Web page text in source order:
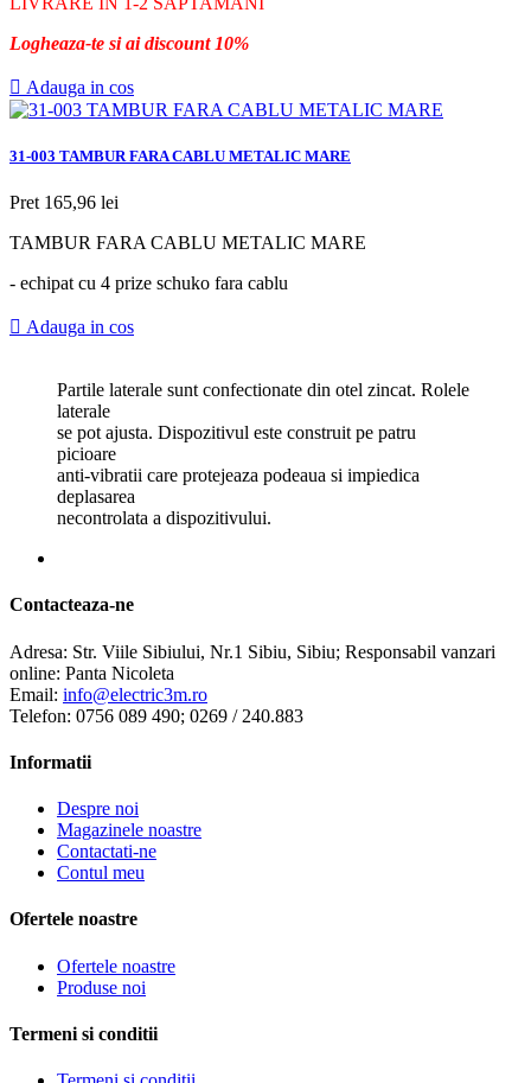
Logheaza-te si ai discount 10%
 Adauga in cos
31-003 TAMBUR FARA CABLU METALIC MARE
Pret 165,96 lei
TAMBUR FARA CABLU METALIC MARE
- echipat cu 4 prize schuko fara cablu
 Adauga in cos
Partile laterale sunt confectionate din otel zincat. Rolele
laterale
se pot ajusta. Dispozitivul este construit pe patru
picioare
anti-vibratii care protejeaza podeaua si impiedica
deplasarea
necontrolata a dispozitivului.
Contacteaza-ne
Adresa: Str. Viile Sibiului, Nr.1 Sibiu, Sibiu; Responsabil vanzari
online: Panta Nicoleta
Email: info@electric3m.ro
Telefon: 0756 089 490; 0269 / 240.883
Informatii
Despre noi
Magazinele noastre
Contactati-ne
Contul meu
Ofertele noastre
Ofertele noastre
Produse noi
Termeni si conditii